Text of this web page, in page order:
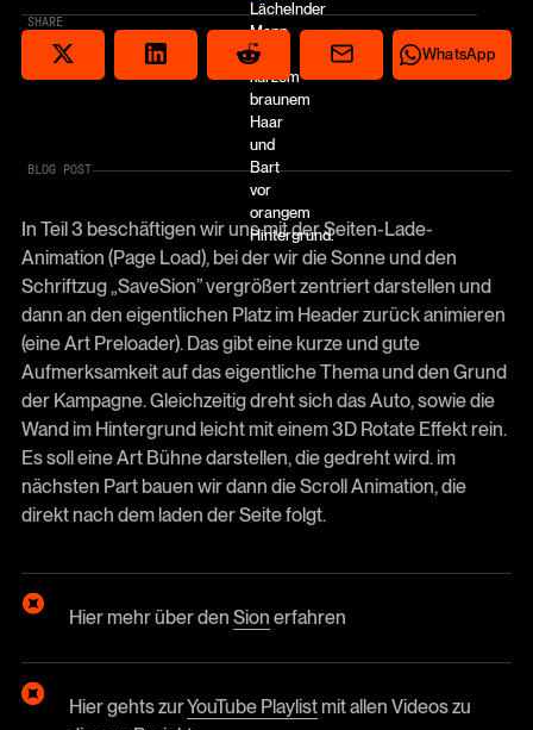
SHARE
Auf X teilen Share on LinkedInShare on RedditShare via emailShare on
WhatsApp
BLOG POST
In Teil 3 beschäftigen wir uns mit der Seiten-Lade-
Animation (Page Load), bei der wir die Sonne und den
Schriftzug „SaveSion” vergrößert zentriert darstellen und
dann an den eigentlichen Platz im Header zurück animieren
(eine Art Preloader). Das gibt eine kurze und gute
Aufmerksamkeit auf das eigentliche Thema und den Grund
der Kampagne. Gleichzeitig dreht sich das Auto, sowie die
Wand im Hintergrund leicht mit einem 3D Rotate Effekt rein.
Es soll eine Art Bühne darstellen, die gedreht wird. im
nächsten Part bauen wir dann die Scroll Animation, die
direkt nach dem laden der Seite folgt.
Hier mehr über denSion erfahren
Hier gehts zurYouTube Playlist mit allen Videos zu